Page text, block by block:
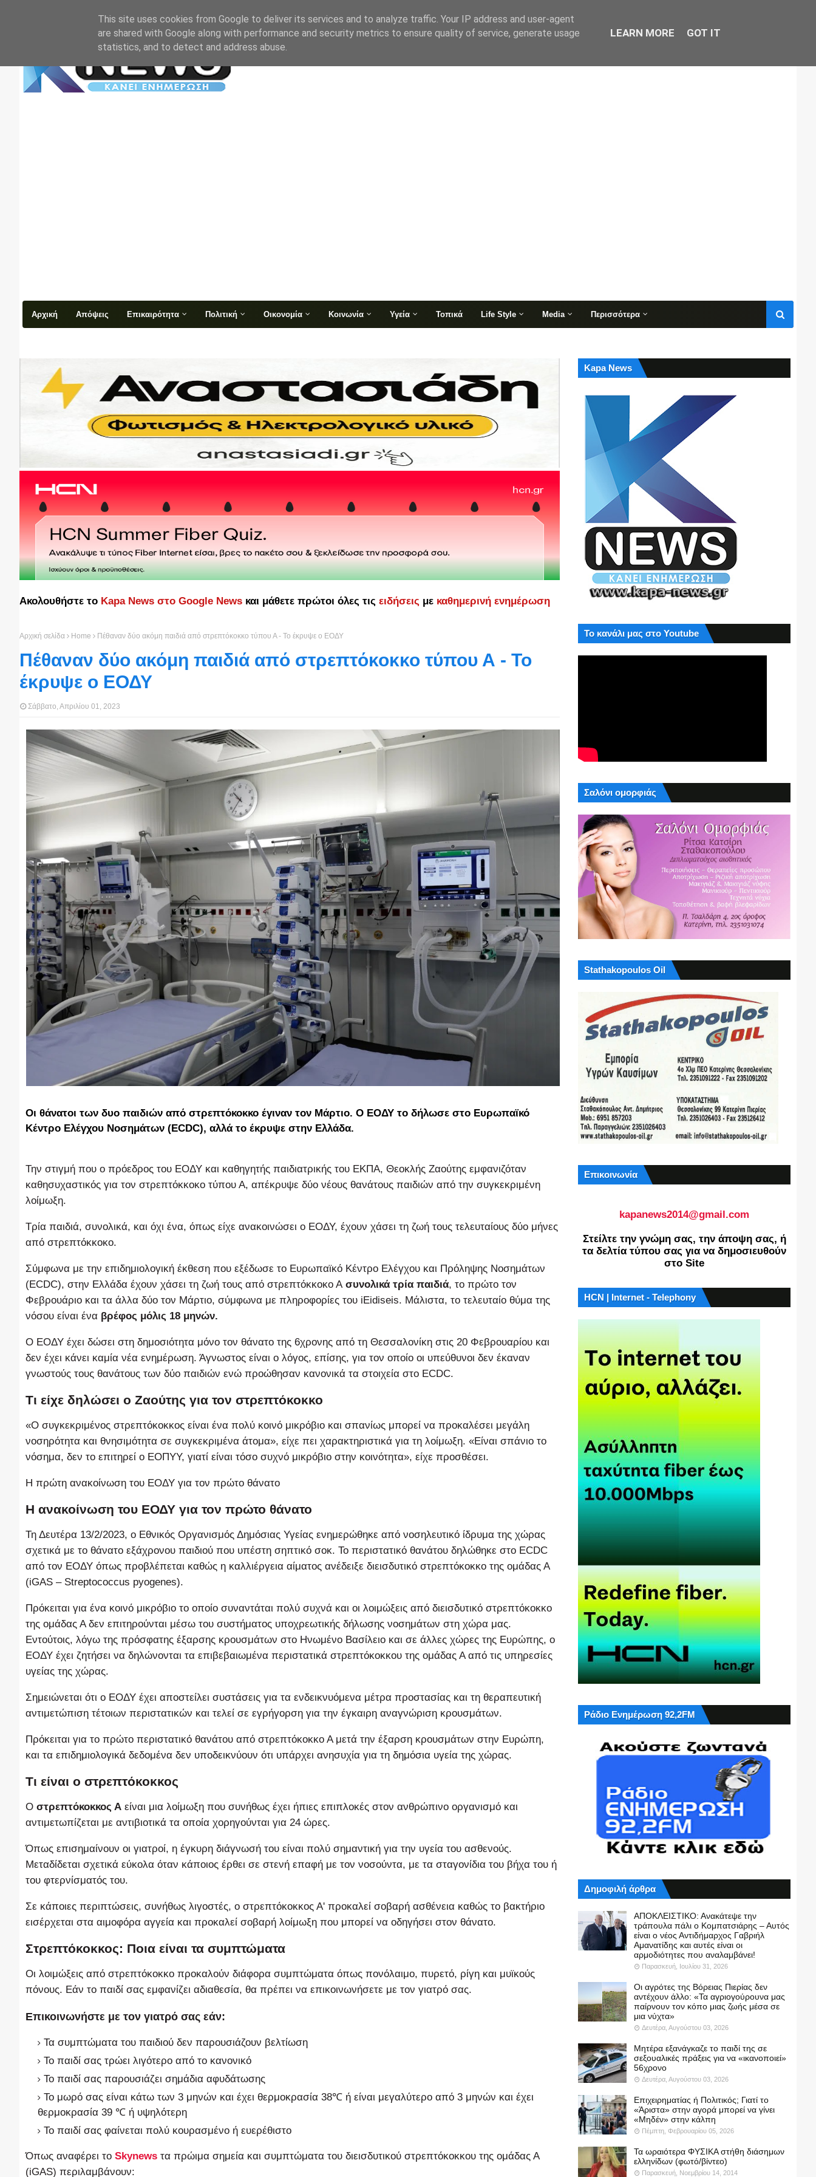
Αρχική Απόψεις Επικαιρότητα Πολιτική Οικονομία Κοινωνία Υγεία Τοπικά Life Style Media Περισσότερα
Ακολουθήστε το Kapa News στο Google News και μάθετε πρώτοι όλες τις ειδήσεις με καθημερινή ενημέρωση
Αρχική σελίδα Home Πέθαναν δύο ακόμη παιδιά από στρεπτόκοκκο τύπου Α - Το έκρυψε ο ΕΟΔΥ
Πέθαναν δύο ακόμη παιδιά από στρεπτόκοκκο τύπου Α - Το
έκρυψε ο ΕΟΔΥ
Σάββατο, Απριλίου 01, 2023
Οι θάνατοι των δυο παιδιών από στρεπτόκοκκο έγιναν τον Μάρτιο. Ο ΕΟΔΥ το δήλωσε στο Ευρωπαϊκό
Κέντρο Ελέγχου Νοσημάτων (ECDC), αλλά το έκρυψε στην Ελλάδα.
Την στιγμή που ο πρόεδρος του ΕΟΔΥ και καθηγητής παιδιατρικής του ΕΚΠΑ, Θεοκλής Ζαούτης εμφανιζόταν
καθησυχαστικός για τον στρεπτόκκοκο τύπου Α, απέκρυψε δύο νέους θανάτους παιδιών από την συγκεκριμένη
λοίμωξη.
Τρία παιδιά, συνολικά, και όχι ένα, όπως είχε ανακοινώσει ο ΕΟΔΥ, έχουν χάσει τη ζωή τους τελευταίους δύο μήνες
από στρεπτόκκοκο.
Σύμφωνα με την επιδημιολογική έκθεση που εξέδωσε το Ευρωπαϊκό Κέντρο Ελέγχου και Πρόληψης Νοσημάτων
(ECDC), στην Ελλάδα έχουν χάσει τη ζωή τους από στρεπτόκκοκο Α συνολικά τρία παιδιά, το πρώτο τον
Φεβρουάριο και τα άλλα δύο τον Μάρτιο, σύμφωνα με πληροφορίες του iEidiseis. Μάλιστα, το τελευταίο θύμα της
νόσου είναι ένα βρέφος μόλις 18 μηνών.
Ο ΕΟΔΥ έχει δώσει στη δημοσιότητα μόνο τον θάνατο της 6χρονης από τη Θεσσαλονίκη στις 20 Φεβρουαρίου και
δεν έχει κάνει καμία νέα ενημέρωση. Άγνωστος είναι ο λόγος, επίσης, για τον οποίο οι υπεύθυνοι δεν έκαναν
γνωστούς τους θανάτους των δύο παιδιών ενώ προώθησαν κανονικά τα στοιχεία στο ECDC.
Τι είχε δηλώσει ο Ζαούτης για τον στρεπτόκοκκο
«Ο συγκεκριμένος στρεπτόκοκκος είναι ένα πολύ κοινό μικρόβιο και σπανίως μπορεί να προκαλέσει μεγάλη
νοσηρότητα και θνησιμότητα σε συγκεκριμένα άτομα», είχε πει χαρακτηριστικά για τη λοίμωξη. «Είναι σπάνιο το
νόσημα, δεν το επιτηρεί ο ΕΟΠΥΥ, γιατί είναι τόσο συχνό μικρόβιο στην κοινότητα», είχε προσθέσει.
Η πρώτη ανακοίνωση του ΕΟΔΥ για τον πρώτο θάνατο
Η ανακοίνωση του ΕΟΔΥ για τον πρώτο θάνατο
Τη Δευτέρα 13/2/2023, ο Εθνικός Οργανισμός Δημόσιας Υγείας ενημερώθηκε από νοσηλευτικό ίδρυμα της χώρας
σχετικά με το θάνατο εξάχρονου παιδιού που υπέστη σηπτικό σοκ. Το περιστατικό θανάτου δηλώθηκε στο ECDC
από τον ΕΟΔΥ όπως προβλέπεται καθώς η καλλιέργεια αίματος ανέδειξε διεισδυτικό στρεπτόκοκκο της ομάδας Α
(iGAS – Streptococcus pyogenes).
Πρόκειται για ένα κοινό μικρόβιο το οποίο συναντάται πολύ συχνά και οι λοιμώξεις από διεισδυτικό στρεπτόκοκκο
της ομάδας Α δεν επιτηρούνται μέσω του συστήματος υποχρεωτικής δήλωσης νοσημάτων στη χώρα μας.
Εντούτοις, λόγω της πρόσφατης έξαρσης κρουσμάτων στο Ηνωμένο Βασίλειο και σε άλλες χώρες της Ευρώπης, ο
ΕΟΔΥ έχει ζητήσει να δηλώνονται τα επιβεβαιωμένα περιστατικά στρεπτόκοκκου της ομάδας Α από τις υπηρεσίες
υγείας της χώρας.
Σημειώνεται ότι ο ΕΟΔΥ έχει αποστείλει συστάσεις για τα ενδεικνυόμενα μέτρα προστασίας και τη θεραπευτική
αντιμετώπιση τέτοιων περιστατικών και τελεί σε εγρήγορση για την έγκαιρη αναγνώριση κρουσμάτων.
Πρόκειται για το πρώτο περιστατικό θανάτου από στρεπτόκοκκο Α μετά την έξαρση κρουσμάτων στην Ευρώπη,
και τα επιδημιολογικά δεδομένα δεν υποδεικνύουν ότι υπάρχει ανησυχία για τη δημόσια υγεία της χώρας.
Τι είναι ο στρεπτόκοκκος
Ο στρεπτόκοκκος Α είναι μια λοίμωξη που συνήθως έχει ήπιες επιπλοκές στον ανθρώπινο οργανισμό και
αντιμετωπίζεται με αντιβιοτικά τα οποία χορηγούνται για 24 ώρες.
Όπως επισημαίνουν οι γιατροί, η έγκυρη διάγνωσή του είναι πολύ σημαντική για την υγεία του ασθενούς.
Μεταδίδεται σχετικά εύκολα όταν κάποιος έρθει σε στενή επαφή με τον νοσούντα, με τα σταγονίδια του βήχα του ή
του φτερνίσματός του.
Σε κάποιες περιπτώσεις, συνήθως λιγοστές, ο στρεπτόκοκκος Α' προκαλεί σοβαρή ασθένεια καθώς το βακτήριο
εισέρχεται στα αιμοφόρα αγγεία και προκαλεί σοβαρή λοίμωξη που μπορεί να οδηγήσει στον θάνατο.
Στρεπτόκοκκος: Ποια είναι τα συμπτώματα
Οι λοιμώξεις από στρεπτόκοκκο προκαλούν διάφορα συμπτώματα όπως πονόλαιμο, πυρετό, ρίγη και μυϊκούς
πόνους. Εάν το παιδί σας εμφανίζει αδιαθεσία, θα πρέπει να επικοινωνήσετε με τον γιατρό σας.
Επικοινωνήστε με τον γιατρό σας εάν:
Τα συμπτώματα του παιδιού δεν παρουσιάζουν βελτίωση
Το παιδί σας τρώει λιγότερο από το κανονικό
Το παιδί σας παρουσιάζει σημάδια αφυδάτωσης
Το μωρό σας είναι κάτω των 3 μηνών και έχει θερμοκρασία 38℃ ή είναι μεγαλύτερο από 3 μηνών και έχει
θερμοκρασία 39 ℃ ή υψηλότερη
Το παιδί σας φαίνεται πολύ κουρασμένο ή ευερέθιστο
Όπως αναφέρει το Skynews τα πρώιμα σημεία και συμπτώματα του διεισδυτικού στρεπτόκοκκου της ομάδας Α
(iGAS) περιλαμβάνουν:
Kapa News
Το κανάλι μας στο Youtube
Σαλόνι ομορφιάς
Stathakopoulos Oil
Επικοινωνία
kapanews2014@gmail.com
Στείλτε την γνώμη σας, την άποψη σας, ή
τα δελτία τύπου σας για να δημοσιευθούν
στο Site
HCN | Internet - Telephony
Ράδιο Ενημέρωση 92,2FM
Δημοφιλή άρθρα
ΑΠΟΚΛΕΙΣΤΙΚΟ: Ανακάτεψε την
τράπουλα πάλι ο Κομπατσιάρης – Αυτός
είναι ο νέος Αντιδήμαρχος Γαβριήλ
Αμανατίδης και αυτές είναι οι
αρμοδιότητες που αναλαμβάνει!
Παρασκευή, Ιουλίου 31, 2026
Οι αγρότες της Βόρειας Πιερίας δεν
αντέχουν άλλο: «Τα αγριογούρουνα μας
παίρνουν τον κόπο μιας ζωής μέσα σε
μια νύχτα»
Δευτέρα, Αυγούστου 03, 2026
Μητέρα εξανάγκαζε το παιδί της σε
σεξουαλικές πράξεις για να «ικανοποιεί»
56χρονο
Δευτέρα, Αυγούστου 03, 2026
Επιχειρηματίας ή Πολιτικός; Γιατί το
«Άριστα» στην αγορά μπορεί να γίνει
«Μηδέν» στην κάλπη
Πέμπτη, Φεβρουαρίου 05, 2026
Τα ωραιότερα ΦΥΣΙΚΑ στήθη διάσημων
ελληνίδων (φωτό/βίντεο)
Παρασκευή, Νοεμβρίου 14, 2014
This site uses cookies from Google to deliver its services and to analyze traffic. Your IP address and user-agent
are shared with Google along with performance and security metrics to ensure quality of service, generate usage
statistics, and to detect and address abuse.
LEARN MORE GOT IT